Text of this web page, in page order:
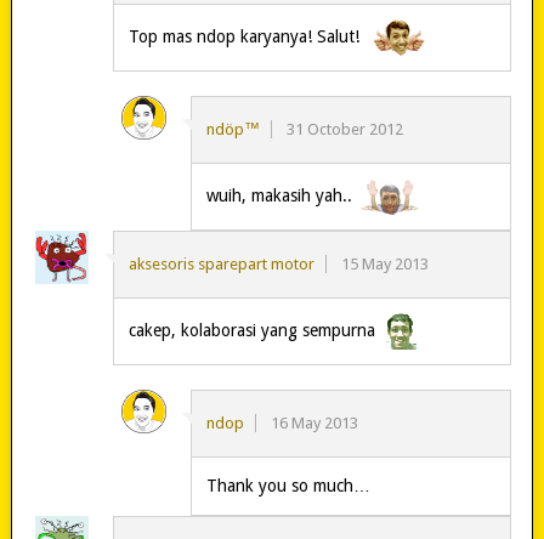
Top mas ndop karyanya! Salut!
ndöp™ 31 October 2012
wuih, makasih yah..
aksesoris sparepart motor 15 May 2013
cakep, kolaborasi yang sempurna
ndop 16 May 2013
Thank you so much…